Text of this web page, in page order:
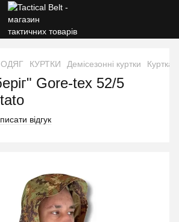
КУРТКИ Демісезонні куртки Куртка
Gore-tex 52/5
відгук